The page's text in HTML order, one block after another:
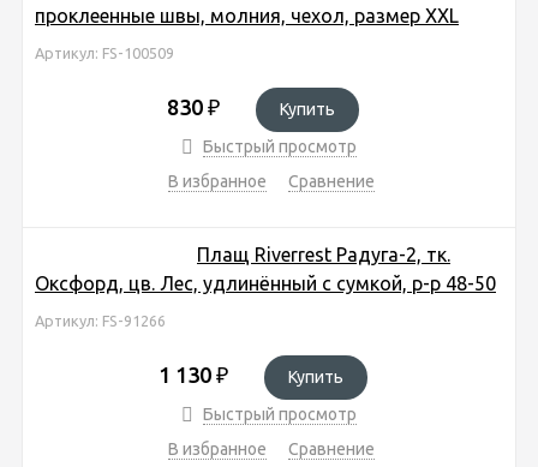
проклеенные швы, молния, чехол, размер XXL
Артикул: FS-100509
830 ₽
Купить
Быстрый просмотр
В избранное
Сравнение
Плащ Riverrest Радуга-2, тк.
Оксфорд, цв. Лес, удлинённый с сумкой, р-р 48-50
Артикул: FS-91266
1 130 ₽
Купить
Быстрый просмотр
В избранное
Сравнение